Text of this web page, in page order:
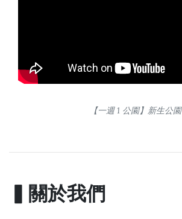
【一週 1 公園】新生公園
▍關於我們